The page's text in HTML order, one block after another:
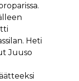
Heti
Juuso